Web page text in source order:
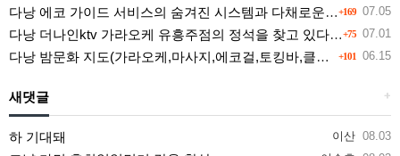
+169 07.05
다낭 에코 가이드 서비스의 숨겨진 시스템과 다채로운 인력 풀의 진실
+75 07.01
다낭 더나인ktv 가라오케 유흥주점의 정석을 찾고 있다면 여기
+101 06.15
다낭 밤문화 지도(가라오케,마사지,에코걸,토킹바,클럽) 유흥별 가격 및 후기공유
+
새댓글
이산 08.03
하 기대돼